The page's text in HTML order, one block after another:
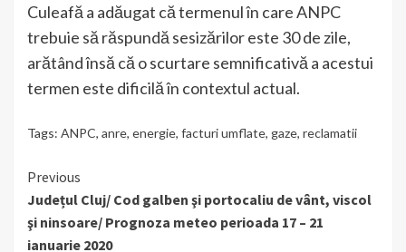
Culeafă a adăugat că termenul în care ANPC
trebuie să răspundă sesizărilor este 30 de zile,
arătând însă că o scurtare semnificativă a acestui
termen este dificilă în contextul actual.
Tags: ANPC, anre, energie, facturi umflate, gaze, reclamatii
Continue
Reading
Previous
Județul Cluj/ Cod galben şi portocaliu de vânt, viscol
şi ninsoare/ Prognoza meteo perioada 17 – 21
ianuarie 2020